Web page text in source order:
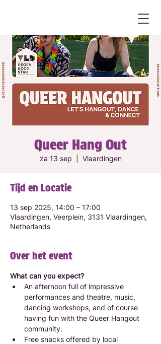
Queer Hang Out
za 13 sep Vlaardingen
Tijd en Locatie
13 sep 2025, 14:00 – 17:00
Vlaardingen, Veerplein, 3131 Vlaardingen,
Netherlands
Over het event
What can you expect?
An afternoon full of impressive
performances and theatre, music,
dancing workshops, and of course
having fun with the Queer Hangout
community.
Free snacks offered by local